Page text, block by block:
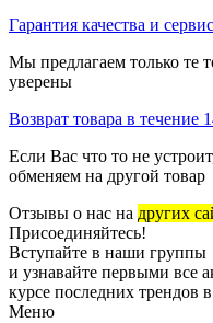
Гарантия качества и
Мы предлагаем только те
уверены
Возврат товара в течение
Если Вас что то не
обменяем на другой товар
Отзывы о нас на других
Присоединяйтесь!
Вступайте в наши группы
и узнавайте первыми все
курсе последних трендов
Меню